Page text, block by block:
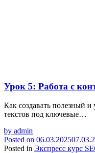
Урок 5: Работа с
Как создавать полезный
текстов под ключевые…
by admin
Posted on 06.03.2025
Posted in Экспресс курс